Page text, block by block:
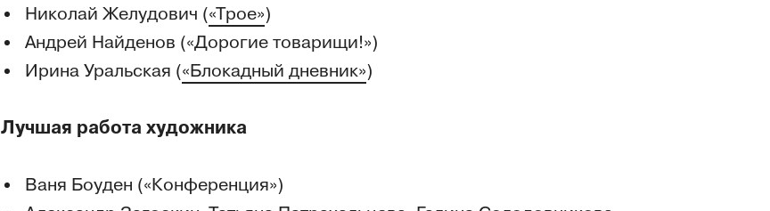
Николай Желудович («Трое»)
Андрей Найденов («Дорогие товарищи!»)
Ирина Уральская («Блокадный дневник»)
Лучшая работа художника
Ваня Боуден («Конференция»)